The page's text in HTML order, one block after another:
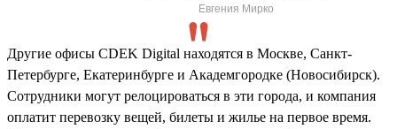
Евгения Мирко
Другие офисы CDEK Digital находятся в Москве, Санкт-
Петербурге, Екатеринбурге и Академгородке (Новосибирск).
Сотрудники могут релоцироваться в эти города, и компания
оплатит перевозку вещей, билеты и жилье на первое время.